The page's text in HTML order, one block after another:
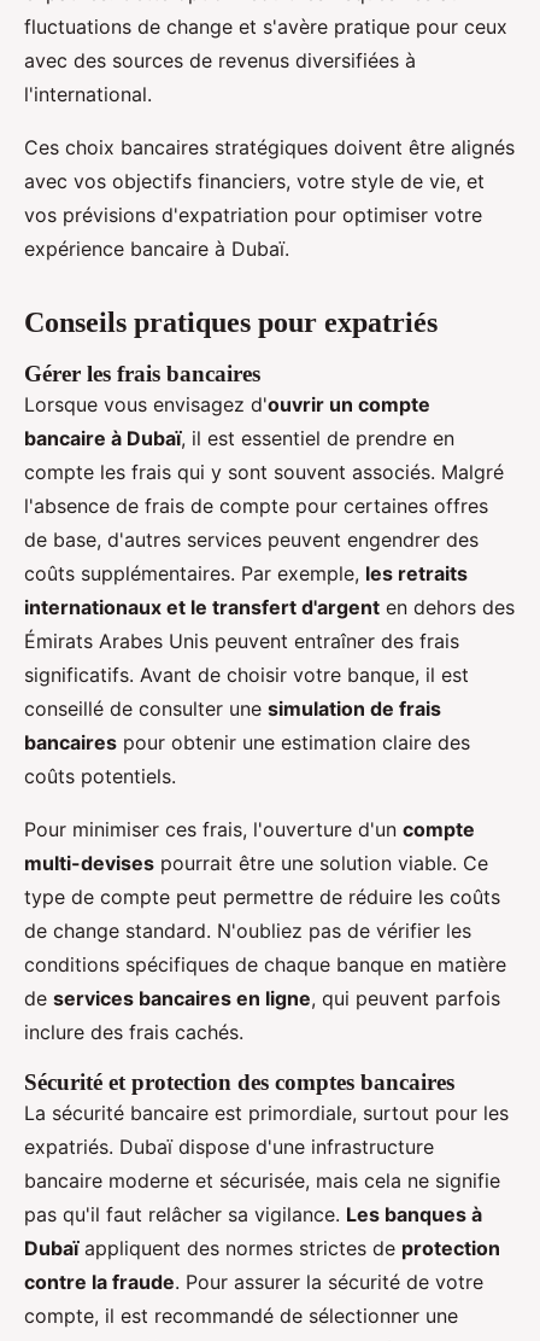
fluctuations de change et s'avère pratique pour ceux
avec des sources de revenus diversifiées à
l'international.
Ces choix bancaires stratégiques doivent être alignés
avec vos objectifs financiers, votre style de vie, et
vos prévisions d'expatriation pour optimiser votre
expérience bancaire à Dubaï.
Conseils pratiques pour expatriés
Gérer les frais bancaires
Lorsque vous envisagez d'ouvrir un compte
bancaire à Dubaï, il est essentiel de prendre en
compte les frais qui y sont souvent associés. Malgré
l'absence de frais de compte pour certaines offres
de base, d'autres services peuvent engendrer des
coûts supplémentaires. Par exemple, les retraits
internationaux et le transfert d'argent en dehors des
Émirats Arabes Unis peuvent entraîner des frais
significatifs. Avant de choisir votre banque, il est
conseillé de consulter une simulation de frais
bancaires pour obtenir une estimation claire des
coûts potentiels.
Pour minimiser ces frais, l'ouverture d'un compte
multi-devises pourrait être une solution viable. Ce
type de compte peut permettre de réduire les coûts
de change standard. N'oubliez pas de vérifier les
conditions spécifiques de chaque banque en matière
de services bancaires en ligne, qui peuvent parfois
inclure des frais cachés.
Sécurité et protection des comptes bancaires
La sécurité bancaire est primordiale, surtout pour les
expatriés. Dubaï dispose d'une infrastructure
bancaire moderne et sécurisée, mais cela ne signifie
pas qu'il faut relâcher sa vigilance. Les banques à
Dubaïappliquent des normes strictes de protection
contre la fraude. Pour assurer la sécurité de votre
compte, il est recommandé de sélectionner une